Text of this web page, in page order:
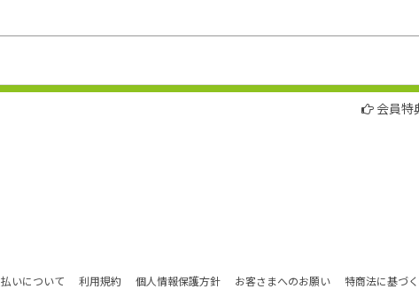
会員特
いについて 利用規約 個人情報保護方針 お客さまへのお願い 特商法に基づ